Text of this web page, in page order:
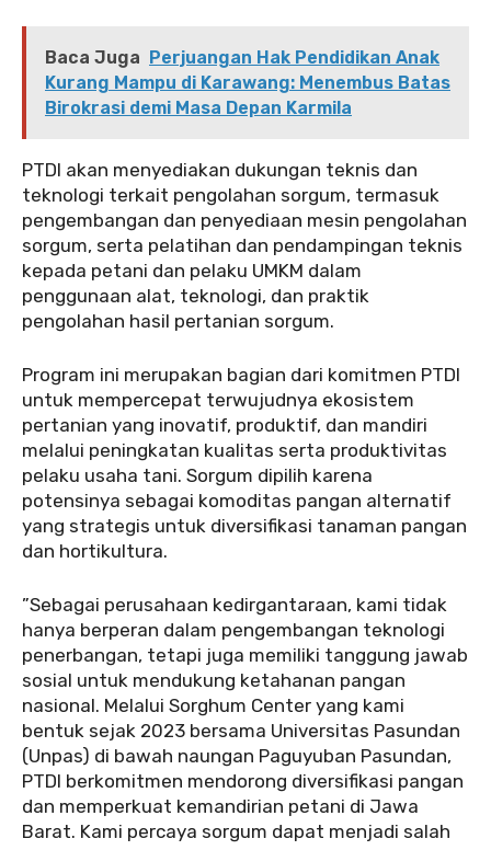
Baca Juga Perjuangan Hak Pendidikan Anak
Kurang Mampu di Karawang: Menembus Batas
Birokrasi demi Masa Depan Karmila
PTDI akan menyediakan dukungan teknis dan
teknologi terkait pengolahan sorgum, termasuk
pengembangan dan penyediaan mesin pengolahan
sorgum, serta pelatihan dan pendampingan teknis
kepada petani dan pelaku UMKM dalam
penggunaan alat, teknologi, dan praktik
pengolahan hasil pertanian sorgum.
Program ini merupakan bagian dari komitmen PTDI
untuk mempercepat terwujudnya ekosistem
pertanian yang inovatif, produktif, dan mandiri
melalui peningkatan kualitas serta produktivitas
pelaku usaha tani. Sorgum dipilih karena
potensinya sebagai komoditas pangan alternatif
yang strategis untuk diversifikasi tanaman pangan
dan hortikultura.
”Sebagai perusahaan kedirgantaraan, kami tidak
hanya berperan dalam pengembangan teknologi
penerbangan, tetapi juga memiliki tanggung jawab
sosial untuk mendukung ketahanan pangan
nasional. Melalui Sorghum Center yang kami
bentuk sejak 2023 bersama Universitas Pasundan
(Unpas) di bawah naungan Paguyuban Pasundan,
PTDI berkomitmen mendorong diversifikasi pangan
dan memperkuat kemandirian petani di Jawa
Barat. Kami percaya sorgum dapat menjadi salah